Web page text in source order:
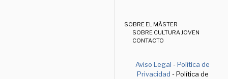
SOBRE EL MÁSTER
SOBRE CULTURA JOVEN
CONTACTO
Aviso Legal -Política de
Privacidad - Política de